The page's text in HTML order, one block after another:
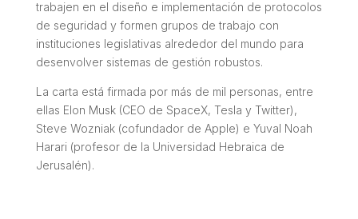
trabajen en el diseño e implementación de protocolos
de seguridad y formen grupos de trabajo con
instituciones legislativas alrededor del mundo para
desenvolver sistemas de gestión robustos.
La carta está firmada por más de mil personas, entre
ellas Elon Musk (CEO de SpaceX, Tesla y Twitter),
Steve Wozniak (cofundador de Apple) e Yuval Noah
Harari (profesor de la Universidad Hebraica de
Jerusalén).